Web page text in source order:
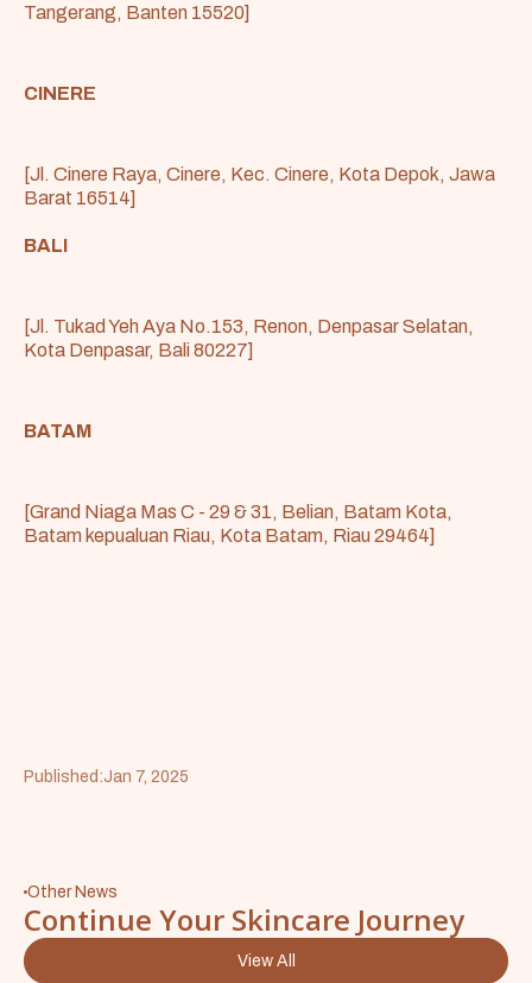
Tangerang, Banten 15520]
CINERE
[Jl. Cinere Raya, Cinere, Kec. Cinere, Kota Depok, Jawa
Barat 16514]
BALI
[Jl. Tukad Yeh Aya No.153, Renon, Denpasar Selatan,
Kota Denpasar, Bali 80227]
BATAM
[Grand Niaga Mas C - 29 & 31, Belian, Batam Kota,
Batam kepualuan Riau, Kota Batam, Riau 29464]
Published:Jan 7, 2025
Other News
Continue Your Skincare Journey
View All